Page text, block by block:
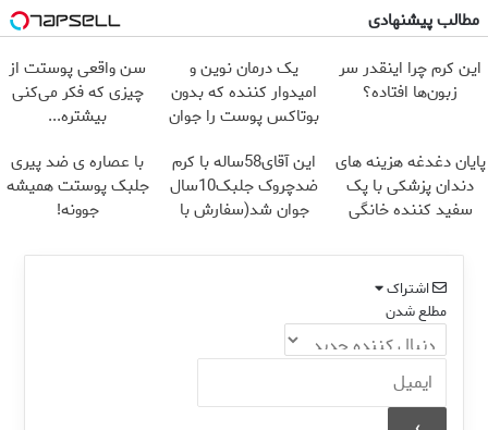
مطالب پیشنهادی
این کرم چرا اینقدر سر
زبون‌ها افتاده؟
یک درمان نوین و
امیدوار کننده که بدون
بوتاکس پوست را جوان
سن واقعی پوستت از
چیزی که فکر می‌کنی
بیشتره...
پایان دغدغه هزینه های
دندان پزشکی با پک
سفید کننده خانگی
این آقای58ساله با کرم
ضدچروک جلبک10سال
جوان شد(سفارش با
با عصاره ی ضد پیری
جلبک پوستت همیشه
جوونه!
اشتراک
مطلع شدن